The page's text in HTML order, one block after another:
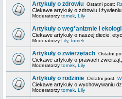
Artykuły o zdrowiu Ostatni post:
Ciekawe artykuły o zdrowiu i
Moderatorzy tomek Lily
Artykuły o weg*anizmie i
Ciekawe artykuły o naszej diecie,
Moderatorzy Lily, tomek
Artykuły o zwierzętach Ostatni
Ciekawe artykuły o prawach
Moderatorzy tomek Lily
Artykuły o rodzinie Ostatni post:
Ciekawe artykuły o wychowywaniu
Moderatorzy tomek Lily